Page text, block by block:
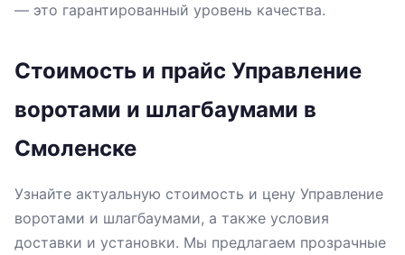
— это гарантированный уровень качества.
Стоимость и прайс Управление
воротами и шлагбаумами в
Смоленске
Узнайте актуальную стоимость и цену Управление
воротами и шлагбаумами, а также условия
доставки и установки. Мы предлагаем прозрачные